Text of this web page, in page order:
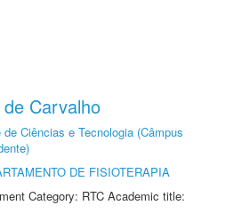
Carvalho
de Ciências e Tecnologia (Câmpus
DE FISIOTERAPIA
Category: RTC Academic title: